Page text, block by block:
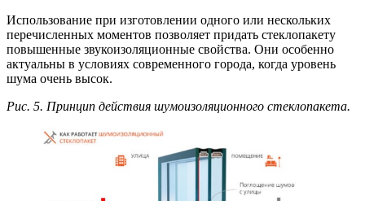
Использование при изготовлении одного или нескольких
перечисленных моментов позволяет придать стеклопакету
повышенные звукоизоляционные свойства. Они особенно
актуальны в условиях современного города, когда уровень
шума очень высок.
Рис. 5. Принцип действия шумоизоляционного стеклопакета.